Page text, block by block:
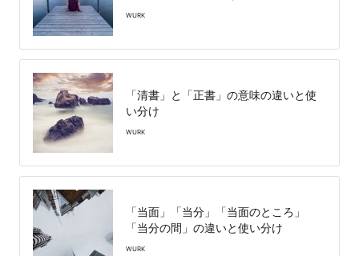
WURK
「清書」と「正書」の意味の違いと使
い分け
WURK
「当面」「当分」「当面のところ」
「当分の間」の違いと使い分け
WURK